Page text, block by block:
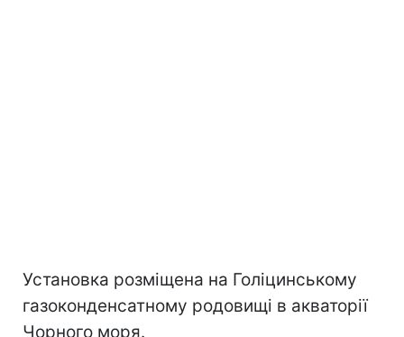
Установка розміщена на Голіцинському
газоконденсатному родовищі в акваторії
Чорного моря.